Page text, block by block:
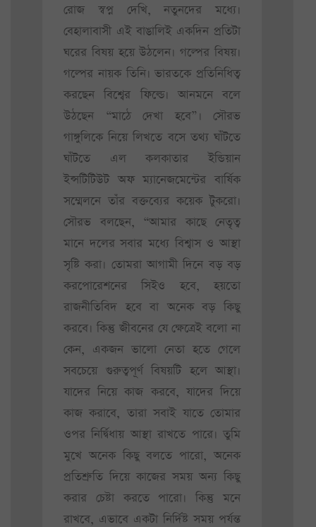
রোজ স্বপ্ন দেখি, নতুনদের মধ্যে।
বেহালাবাসী এই বাঙালিই একদিন প্রতিটা
ঘরের বিষয় হয়ে উঠলেন। গল্পের বিষয়।
গল্পের নায়ক তিনি। ভারতকে প্রতিনিধিত্ব
করছেন বিশ্বের ফিল্ডে। আনমনে বলে
উঠছেন “মাঠে দেখা হবে”। সৌরভ
গাঙ্গুলিকে নিয়ে লিখতে বসে তথ্য ঘাঁটতে
ঘাঁটতে এল কলকাতার ইন্ডিয়ান
ইন্সটিটিউট অফ ম্যানেজমেন্টের বার্ষিক
সম্মেলনে তাঁর বক্তব্যের কয়েক টুকরো।
সৌরভ বলছেন, “আমার কাছে নেতৃত্ব
মানে দলের সবার মধ্যে বিশ্বাস ও আস্থা
সৃষ্টি করা। তোমরা আগামী দিনে বড় বড়
করপোরেশনের সিইও হবে, হয়তো
রাজনীতিবিদ হবে বা অনেক বড় কিছু
করবে। কিন্তু জীবনের যে ক্ষেত্রেই বলো না
কেন, একজন ভালো নেতা হতে গেলে
সবচেয়ে গুরুত্বপূর্ণ বিষয়টি হলে আস্থা।
যাদের নিয়ে কাজ করবে, যাদের দিয়ে
কাজ করাবে, তারা সবাই যাতে তোমার
ওপর নির্দ্বিধায় আস্থা রাখতে পারে। তুমি
মুখে অনেক কিছু বলতে পারো, অনেক
প্রতিশ্রুতি দিয়ে কাজের সময় অন্য কিছু
করার চেষ্টা করতে পারো। কিন্তু মনে
রাখবে, এভাবে একটা নির্দিষ্ট সময় পর্যন্ত